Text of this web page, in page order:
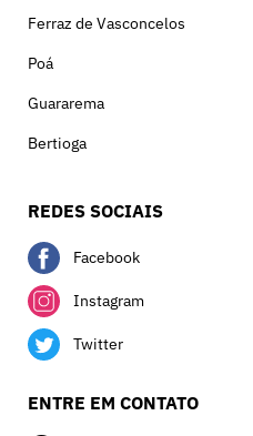
Ferraz de Vasconcelos
Poá
Guararema
Bertioga
REDES SOCIAIS
Facebook
Instagram
Twitter
ENTRE EM CONTATO